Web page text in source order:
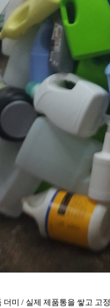
미 / 실제 제품통을 쌓고 고